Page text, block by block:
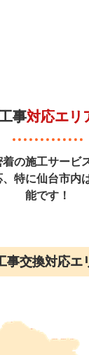
事対応エリ
の施工サービ
特に仙台市内
能です！
事交換対応エ